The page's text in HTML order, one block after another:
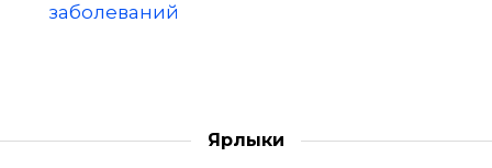
заболеваний
Ярлыки